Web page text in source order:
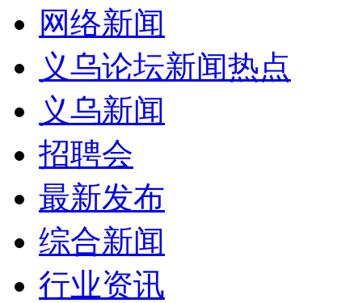
网络新闻
义乌论坛新闻热点
义乌新闻
招聘会
最新发布
综合新闻
行业资讯